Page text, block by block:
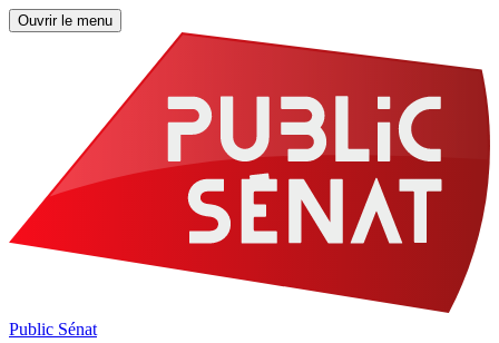
Ouvrir le menu
Public Sénat